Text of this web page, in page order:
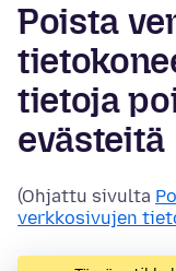
Poista
tietoja
evästeitä
(Ohjattu sivulta
verkkosivujen